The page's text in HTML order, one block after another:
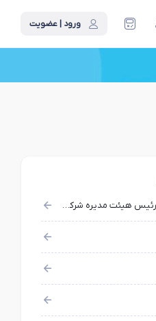
ورود | عضویت
آیا صدور کارت بازرگانی حقوقی برای رئیس هیئت مدیره شرکت امکان پذیر است؟